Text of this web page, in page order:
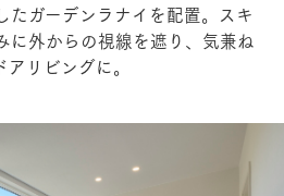
たガーデンラナイを配置。スキ
に外からの視線を遮り、気兼ね
リビングに。